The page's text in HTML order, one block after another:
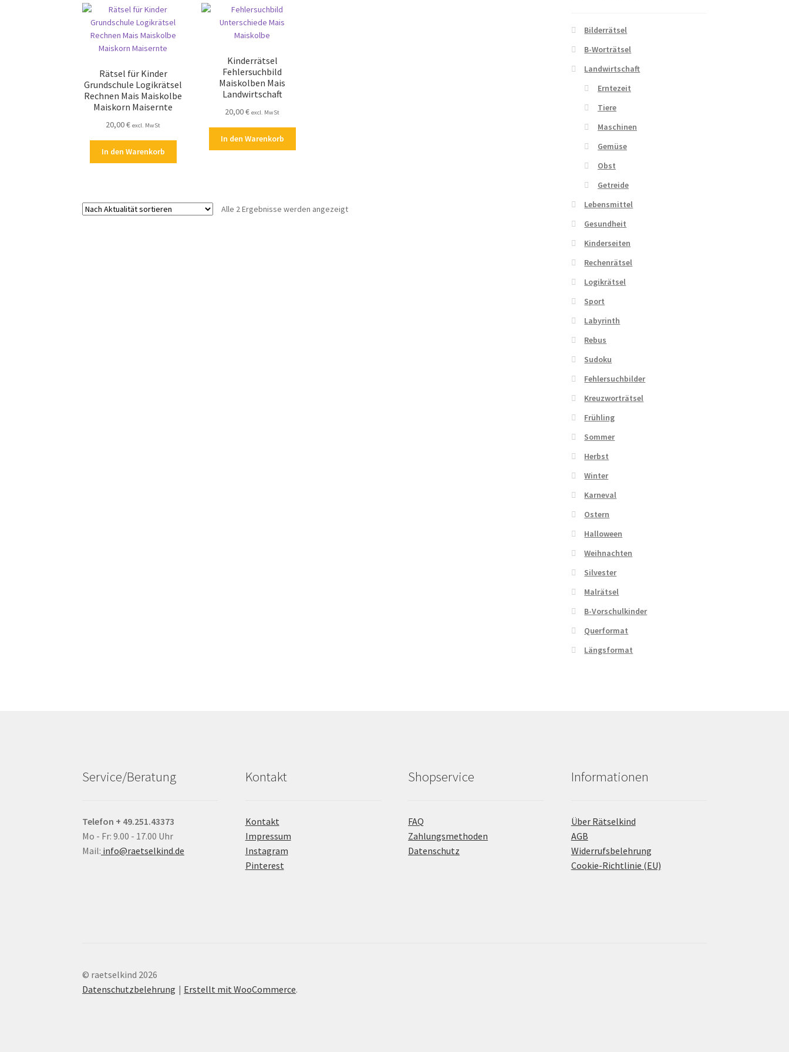
Rätsel für Kinder
Grundschule Logikrätsel
Rechnen Mais Maiskolbe
Maiskorn Maisernte
20,00€ excl. MwSt
In den Warenkorb
Kinderrätsel
Fehlersuchbild
Maiskolben Mais
Landwirtschaft
20,00€ excl. MwSt
In den Warenkorb
Alle 2 Ergebnisse werden angezeigtNach
Bilderrätsel
B-Worträtsel
Landwirtschaft
Erntezeit
Tiere
Maschinen
Gemüse
Obst
Getreide
Lebensmittel
Gesundheit
Kinderseiten
Rechenrätsel
Logikrätsel
Sport
Labyrinth
Rebus
Sudoku
Fehlersuchbilder
Kreuzworträtsel
Frühling
Sommer
Herbst
Winter
Karneval
Ostern
Halloween
Weihnachten
Silvester
Malrätsel
B-Vorschulkinder
Querformat
Längsformat
Service/Beratung
Telefon + 49.251.43373
Mo - Fr: 9.00 - 17.00 Uhr
Mail: info@raetselkind.de
Kontakt
Kontakt
Impressum
Instagram
Pinterest
Shopservice
FAQ
Zahlungsmethoden
Datenschutz
Informationen
Über Rätselkind
AGB
Widerrufsbelehrung
Cookie-Richtlinie (EU)
© raetselkind 2026
Datenschutzbelehrung
Erstellt mit WooCommerce.